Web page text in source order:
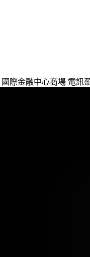
國際金融中心商場 電訊